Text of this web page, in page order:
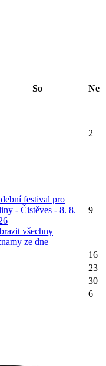
So Ne
2
festival pro
- Čistěves - 8. 8.
všechny
ze dne
9
16
23
30
6